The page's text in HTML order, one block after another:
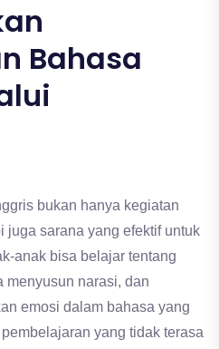
Bahasa
bukan hanya kegiatan
juga sarana yang efektif untuk
anak bisa belajar tentang
menyusun narasi, dan
emosi dalam bahasa yang
yang tidak terasa